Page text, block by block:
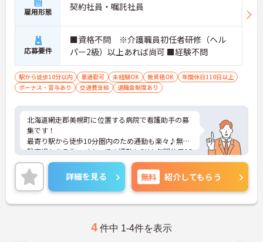
雇用形態 契約社員・嘱託社員
応募要件
■資格不問 ※介護職員初任者研修（ヘル
パー2級）以上あれば尚可 ■経験不問
駅から徒歩10分以内 車通勤可 未経験OK 無資格OK
年間休日110日以上
ボーナス・賞与あり
交通費支給 退職金制度あり
北海道網走郡美幌町に位置する病院で看護助手の募
集です！
最寄り駅から徒歩10分圏内のため通勤も楽々♪無料
駐車場もある為マイカーでの通勤もOK！年間休日12
0日以上もあり、プライベートとの両立を目指す方
におすすめの環境です◎賞与制度があり、頑張りが
評価されてしっかりと還元されます。フォロー体制
もあり、経験に関わらず安心してスタートできま
す。
ントもお伝えしますので是非ご応募お待ちしており
詳細を見る 無料 紹介してもらう
4 件中 1-4件を表示